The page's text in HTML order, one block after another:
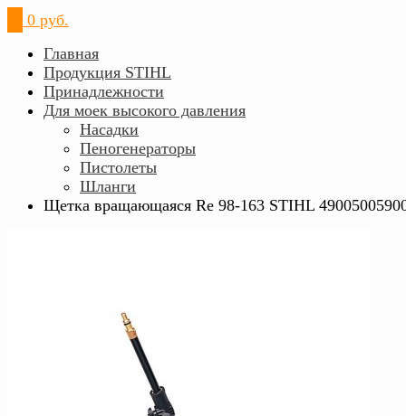
0 руб.
Главная
Продукция STIHL
Принадлежности
Для моек высокого давления
Насадки
Пеногенераторы
Пистолеты
Шланги
Щетка вращающаяся Rе 98-163 STIHL